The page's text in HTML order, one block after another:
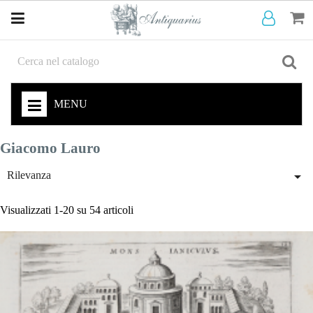
MENU
Giacomo Lauro
Rilevanza 
Visualizzati 1-20 su 54 articoli